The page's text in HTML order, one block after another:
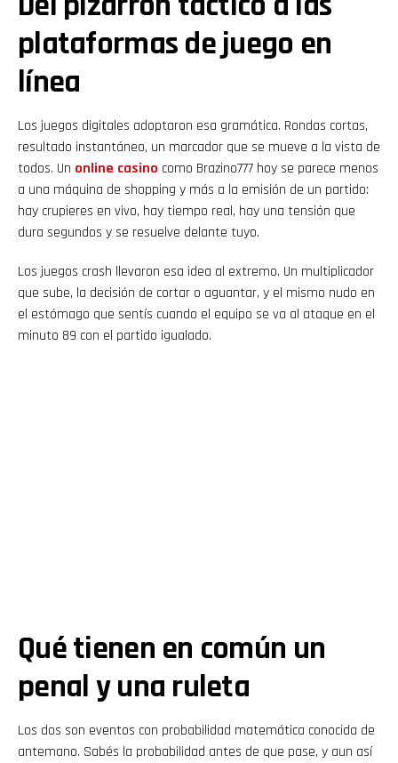
plataformas de juego en
línea
Los juegos digitales adoptaron esa gramática. Rondas cortas,
resultado instantáneo, un marcador que se mueve a la vista de
todos. Un online casino como Brazino777 hoy se parece menos
a una máquina de shopping y más a la emisión de un partido:
hay crupieres en vivo, hay tiempo real, hay una tensión que
dura segundos y se resuelve delante tuyo.
Los juegos crash llevaron esa idea al extremo. Un multiplicador
que sube, la decisión de cortar o aguantar, y el mismo nudo en
el estómago que sentís cuando el equipo se va al ataque en el
minuto 89 con el partido igualado.
Qué tienen en común un
penal y una ruleta
Los dos son eventos con probabilidad matemática conocida de
antemano. Sabés la probabilidad antes de que pase, y aun así